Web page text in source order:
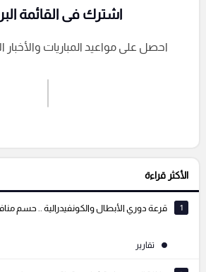
إرسال تعليق
التعليقات السابقة
اشترك فى القائمة
احصل على مواعيد المباريات والأخبار
الأكثر قراءة
1 قرعة دوري الأبطال والكونفيدرالية .. حسم
تقارير